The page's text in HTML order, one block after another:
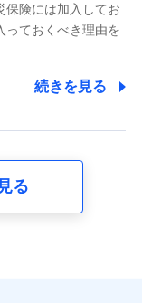
業務、契約締結手
保険には加入してお
っておくべき理由を
続きを見る
る